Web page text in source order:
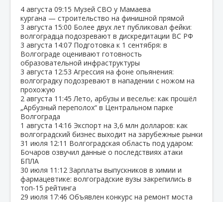
4 августа 09:15 Музей СВО у Мамаева
кургана — строительство на финишной прямой
3 августа 15:00 Более двух лет публиковал фейки:
волгоградца подозревают в дискредитации ВС РФ
3 августа 14:07 Подготовка к 1 сентября: в
Волгограде оценивают готовность
образовательной инфраструктуры
3 августа 12:53 Агрессия на фоне опьянения:
волгоградку подозревают в нападении с ножом на
прохожую
2 августа 11:45 Лето, арбузы и веселье: как прошёл
„Арбузный переполох“ в Центральном парке
Волгограда
1 августа 14:16 Экспорт на 3,6 млн долларов: как
волгоградский бизнес выходит на зарубежные рынки
31 июля 12:11 Волгоградская область под ударом:
Бочаров озвучил данные о последствиях атаки
БПЛА
30 июля 11:12 Зарплаты выпускников в химии и
фармацевтике: волгоградские вузы закрепились в
топ‑15 рейтинга
29 июля 17:46 Объявлен конкурс на ремонт моста